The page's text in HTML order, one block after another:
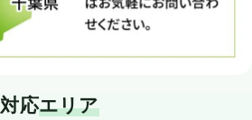
対応エリア